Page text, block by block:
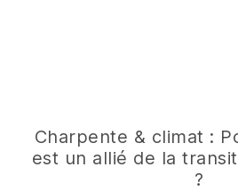
Charpente & climat :
est un allié de la
?